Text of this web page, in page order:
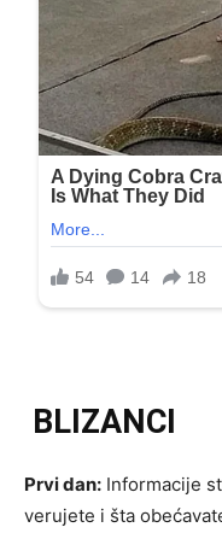
BLIZANCI
Prvi dan: Informacije
verujete i šta